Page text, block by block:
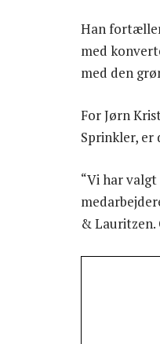
Han
med
med den
For Jørn
Sprinkler,
“Vi har
& Lauritzen.